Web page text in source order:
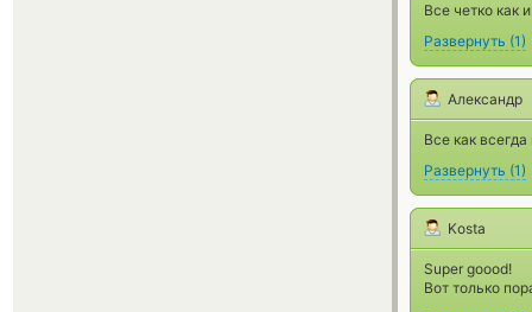
Все четко как
Развернуть (1)
Александр
Все как
Развернуть (1)
Kosta
Super goood!
Вот только